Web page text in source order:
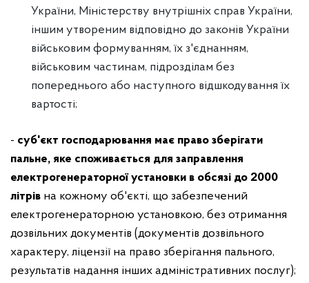
України, Міністерству внутрішніх справ України,
іншим утвореним відповідно до законів України
військовим формуванням, їх з'єднанням,
військовим частинам, підрозділам без
попереднього або наступного відшкодування їх
вартості;
- суб'єкт господарювання має право зберігати
пальне, яке споживається для заправлення
електрогенераторної установки в обсязі до 2000
літрів на кожному об'єкті, що забезпечений
електрогенераторною установкою, без отримання
дозвільних документів (документів дозвільного
характеру, ліцензії на право зберігання пального,
результатів надання інших адміністративних послуг);